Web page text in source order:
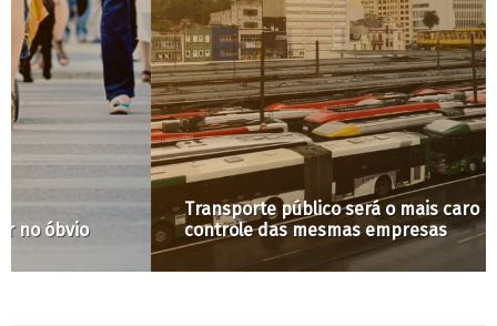
Transporte público será o mais caro possível com
controle das mesmas empresas